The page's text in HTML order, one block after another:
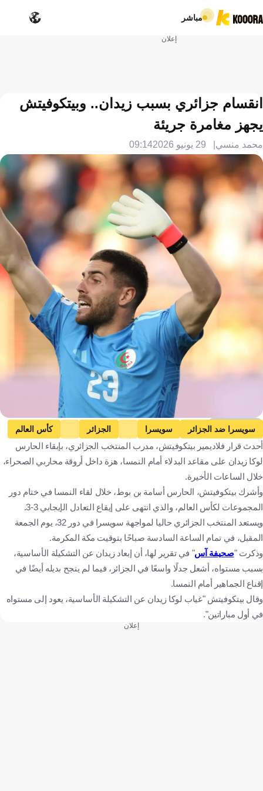
مباشر
إعلان
انقسام جزائري بسبب زيدان.. وبيتكوفيتش
يجهز مغامرة جريئة
محمد منسي 29 يونيو 2026 09:14
Getty Images
سويسرا ضد الجزائر سويسرا الجزائر
كأس العالم
فلاديمير بيتكوفيتش
لوكا زيدان ملفين ماستيل
أسامة بن بوط
الجزائر
كرة قدم
أحدث قرار فلاديمير بيتكوفيتش، مدرب المنتخب الجزائري، بإبقاء الحارس
لوكا زيدان على مقاعد البدلاء أمام النمسا، هزة داخل أروقة محاربي الصحراء،
خلال الساعات الأخيرة.
وأشرك بيتكوفيتش، الحارس أسامة بن بوط، خلال لقاء النمسا في ختام دور
المجموعات لكأس العالم، والذي انتهى على إيقاع التعادل الإيجابي 3-3.
ويستعد المنتخب الجزائري حاليا لمواجهة سويسرا في دور 32، يوم الجمعة
المقبل، في تمام الساعة السادسة صباحًا بتوقيت مكة المكرمة.
وذكرت "صحيفة آس" في تقرير لها، أن إبعاد زيدان عن التشكيلة الأساسية،
بسبب مستواه، أشعل جدلًا واسعًا في الجزائر، فيما لم ينجح بديله أيضًا في
إقناع الجماهير أمام النمسا.
وقال بيتكوفيتش "غياب لوكا زيدان عن التشكيلة الأساسية، يعود إلى مستواه
في أول مباراتين".
إعلان